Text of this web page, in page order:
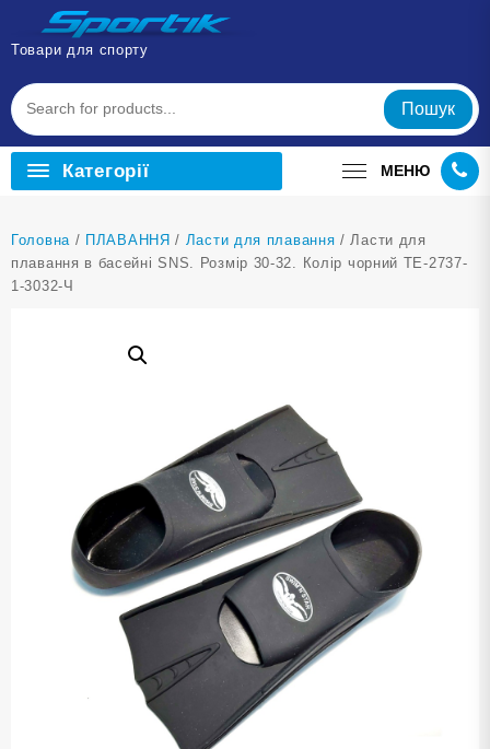
Перейти
вмісту
Товари для спорту
Пошук
Категорії МЕНЮ
Головна / ПЛАВАННЯ / Ласти для плавання / Ласти для
плавання в басейні SNS. Розмір 30-32. Колір чорний TE-2737-
1-3032-Ч